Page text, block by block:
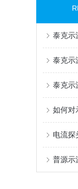
泰克示
电流探
普源示